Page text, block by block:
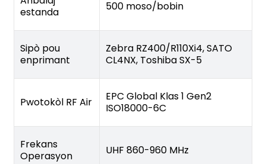
estanda
500 moso/bobin
Sipò pou
enprimant
Zebra RZ400/R110Xi4, SATO
CL4NX, Toshiba SX-5
Pwotokòl RF Air
EPC Global Klas 1 Gen2
ISO18000-6C
Frekans
Operasyon
UHF 860-960 MHz